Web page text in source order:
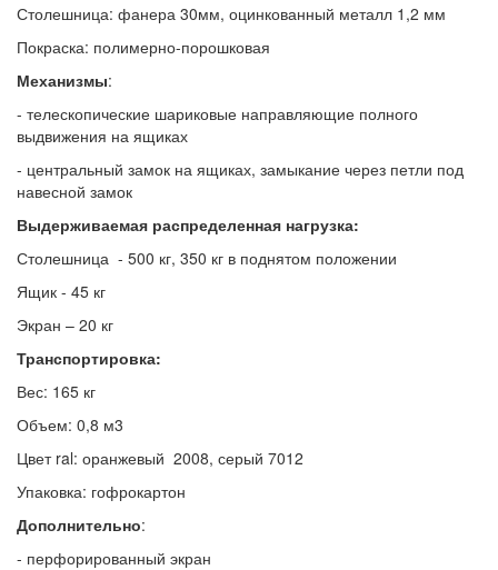
Столешница: фанера 30мм, оцинкованный металл 1,2 мм
Покраска: полимерно-порошковая
Механизмы:
- телескопические шариковые направляющие полного
выдвижения на ящиках
- центральный замок на ящиках, замыкание через петли под
навесной замок
Выдерживаемая распределенная нагрузка:
Столешница - 500 кг, 350 кг в поднятом положении
Ящик - 45 кг
Экран – 20 кг
Транспортировка:
Вес: 165 кг
Объем: 0,8 м3
Цвет ral: оранжевый 2008, серый 7012
Упаковка: гофрокартон
Дополнительно:
- перфорированный экран